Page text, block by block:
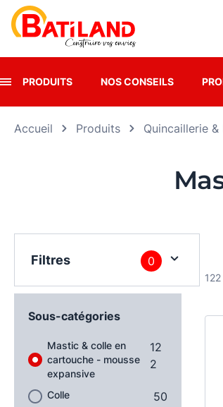
PRODUITS NOS CONSEILS
Accueil Produits Quincaillerie
Filtres 0
Sous-catégories
Mastic & colle en
cartouche - mousse
expansive
12
2
Colle 50
Panneau de gestion des cookies